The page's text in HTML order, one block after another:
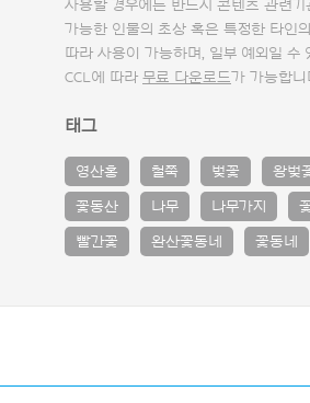
사용할 경우에는 반드시 콘텐츠 관련
가능한 인물의 초상 혹은 특정한 타인
따라 사용이 가능하며, 일부 예외일
CCL에 따라 무료 다운로드 가 가능합니
태그
영산홍 철쭉 벚꽃 왕벚
꽃동산 나무 나무가지
빨간꽃 완산꽃동네 꽃동네